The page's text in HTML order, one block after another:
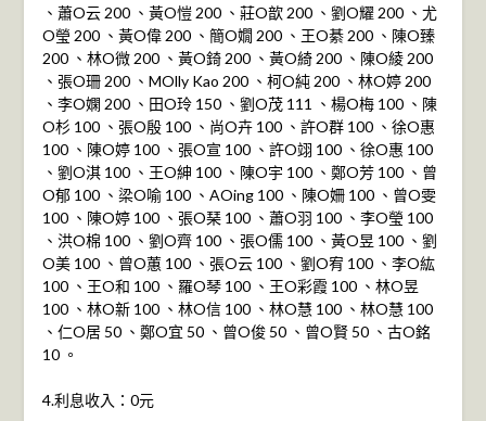
、蕭O云 200 、黃O愷 200 、莊O歆 200 、劉O耀 200 、尤
O瑩 200 、黃O偉 200 、簡O嫺 200 、王O綦 200 、陳O臻
200 、林O微 200 、黃O錡 200 、黃O綺 200 、陳O綾 200
、張O珊 200 、MOlly Kao 200 、柯O純 200 、林O婷 200
、李O嫻 200 、田O玲 150 、劉O茂 111 、楊O梅 100 、陳
O杉 100 、張O殷 100 、尚O卉 100 、許O群 100 、徐O惠
100 、陳O婷 100 、張O宣 100 、許O翊 100 、徐O惠 100
、劉O淇 100 、王O紳 100 、陳O宇 100 、鄭O芳 100 、曾
O郁 100 、梁O喻 100 、AOing 100 、陳O姍 100 、曾O雯
100 、陳O婷 100 、張O琹 100 、蕭O羽 100 、李O瑩 100
、洪O棉 100 、劉O齊 100 、張O儒 100 、黃O昱 100 、劉
O美 100 、曾O蕙 100 、張O云 100 、劉O宥 100 、李O紘
100 、王O和 100 、羅O琴 100 、王O彩霞 100 、林O昱
100 、林O新 100 、林O信 100 、林O慧 100 、林O慧 100
、仁O居 50 、鄭O宜 50 、曾O俊 50 、曾O賢 50 、古O銘
10 。
4.利息收入：0元